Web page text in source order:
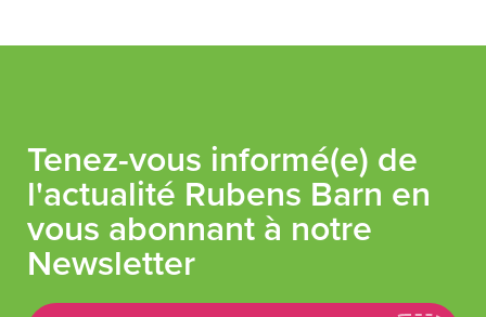
Tenez-vous informé(e) de
l'actualité Rubens Barn en
vous abonnant à notre
Newsletter